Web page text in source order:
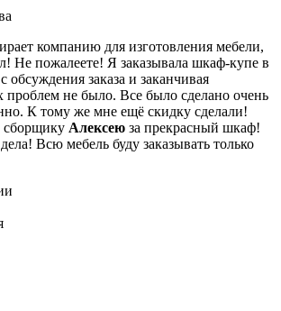
компанию для изготовления мебели,
Не пожалеете! Я заказывала шкаф-купе в
обсуждения заказа и заканчивая
не было. Все было сделано очень
К тому же мне ещё скидку сделали!
сборщику Алексею за прекрасный шкаф!
Всю мебель буду заказывать только